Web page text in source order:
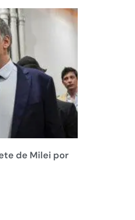
de Milei por